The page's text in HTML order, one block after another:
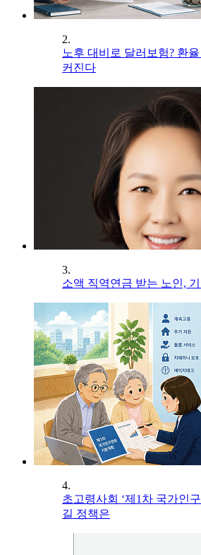
2.
노후 대비로 달러보험? 환
커진다
3.
소액 직역연금 받는 노인,
4.
초고령사회 ‘제1차 국가인
길 정책은